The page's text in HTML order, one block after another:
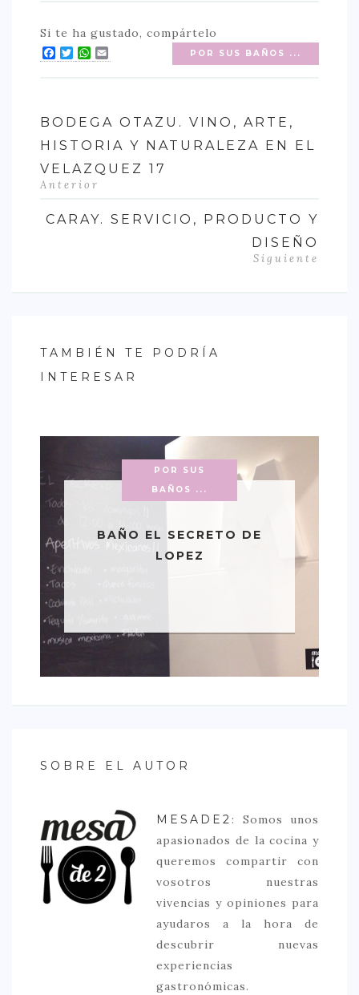
Si te ha gustado, compártelo
Facebook
Twitter
WhatsApp POR SUS BAÑOS ...
BODEGA OTAZU. VINO, ARTE,
HISTORIA Y NATURALEZA EN EL
VELAZQUEZ 17
Anterior
CARAY. SERVICIO, PRODUCTO Y
DISEÑO
Siguiente
TAMBIÉN TE PODRÍA
INTERESAR
POR SUS
BAÑOS ...
BAÑO EL SECRETO DE
LOPEZ
SOBRE EL AUTOR
MESADE2: Somos unos
apasionados de la cocina y
queremos compartir con
vosotros nuestras
vivencias y opiniones para
ayudaros a la hora de
descubrir nuevas
experiencias
gastronómicas.